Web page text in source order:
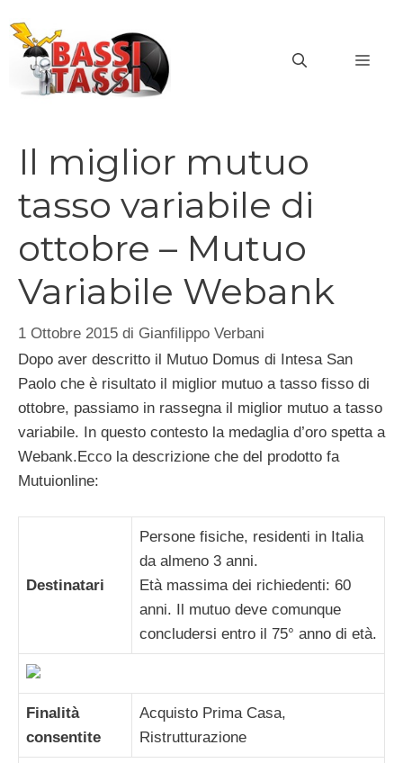
contenuto
Il miglior mutuo
tasso variabile di
ottobre – Mutuo
Variabile Webank
1 Ottobre 2015 di Gianfilippo Verbani
Dopo aver descritto il Mutuo Domus di Intesa San
Paolo che è risultato il miglior mutuo a tasso fisso di
ottobre, passiamo in rassegna il miglior mutuo a tasso
variabile. In questo contesto la medaglia d’oro spetta a
Webank.Ecco la descrizione che del prodotto fa
Mutuionline:
Destinatari
Persone fisiche, residenti in Italia
da almeno 3 anni.
Età massima dei richiedenti: 60
anni. Il mutuo deve comunque
concludersi entro il 75° anno di età.
Finalità
consentite
Acquisto Prima Casa,
Ristrutturazione